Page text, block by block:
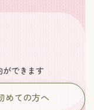
できます
めての方へ